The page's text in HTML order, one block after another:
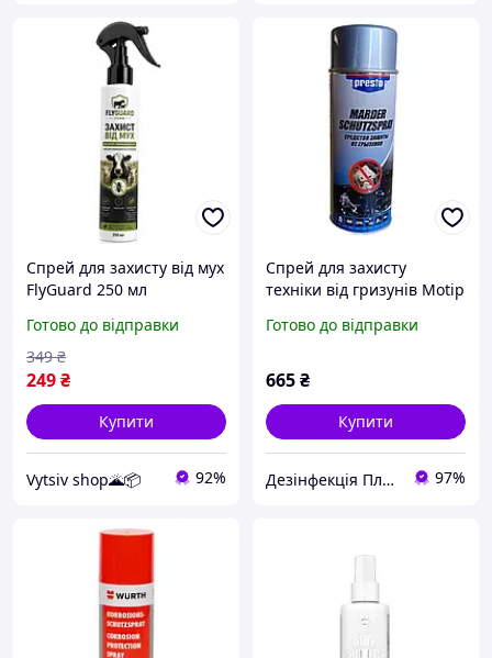
Спрей для захисту від мух
FlyGuard 250 мл
Готово до відправки
249₴
349 ₴
Купити
Vytsiv shop🌋📦 92%
Спрей для захисту
техніки від гризунів Motip
Готово до відправки
665₴
Купити
Дезінфекція Плюс 97%